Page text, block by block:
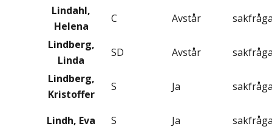
Lindahl,
Helena
C Avstår
Lindberg,
Linda
SD Avstår
Lindberg,
Kristoffer
S Ja
Lindh, Eva S Ja